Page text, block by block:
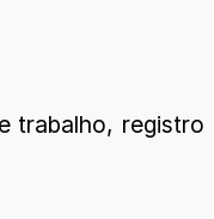
trabalho, registro